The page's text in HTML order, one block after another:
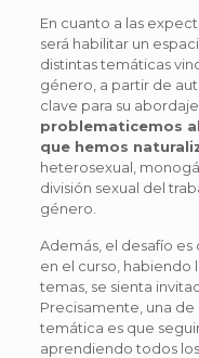
En cuanto a las
será habilitar un
distintas temáticas
género, a partir de
clave para su
problematicemos
que hemos
heterosexual,
división sexual del
género.
Además, el desafío
en el curso, habiendo
temas, se sienta
Precisamente, una de
temática es que
aprendiendo todos los